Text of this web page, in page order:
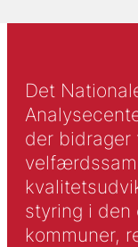
Det
der bidrager
styring i den
kommuner,